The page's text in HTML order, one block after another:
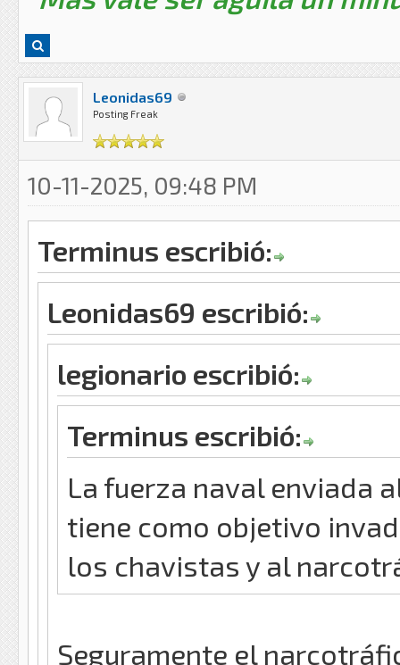
Leonidas69
Posting Freak
10-11-2025, 09:48 PM
Terminus escribió:
Leonidas69 escribió:
legionario escribió:
Terminus escribió:
La fuerza naval enviada
tiene como objetivo
los chavistas y al
Seguramente el